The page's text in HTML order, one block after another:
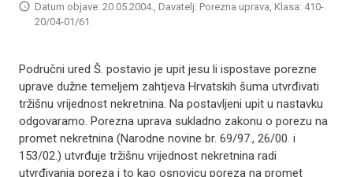
Datum objave: 20.05.2004., Davatelj: Porezna uprava, Klasa: 410-
20/04-01/61
Područni ured Š. postavio je upit jesu li ispostave porezne
uprave dužne temeljem zahtjeva Hrvatskih šuma utvrđivati
tržišnu vrijednost nekretnina. Na postavljeni upit u nastavku
odgovaramo. Porezna uprava sukladno zakonu o porezu na
promet nekretnina (Narodne novine br. 69/97., 26/00. i
153/02.) utvrđuje tržišnu vrijednost nekretnina radi
utvrđivanja poreza i to kao osnovicu poreza na promet